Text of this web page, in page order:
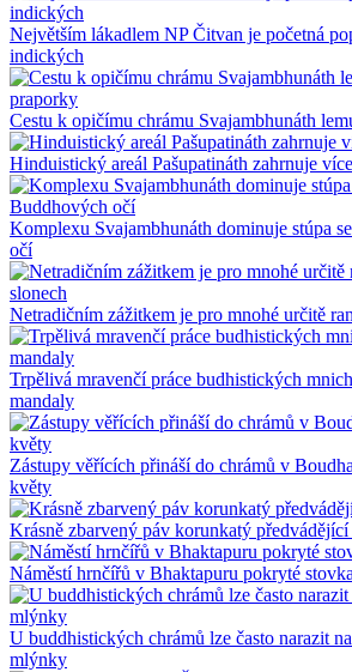
Největším lákadlem NP Čitvan je početná
indických
Cestu k opičímu chrámu Svajambhunáth
Hinduistický areál Pašupatináth zahrnuje
Komplexu Svajambhunáth dominuje stúpa
očí
Netradičním zážitkem je pro mnohé určitě
Trpělivá mravenčí práce budhistických
mandaly
Zástupy věřících přináší do chrámů v
květy
Krásně zbarvený páv korunkatý
Náměstí hrnčířů v Bhaktapuru pokryté
U buddhistických chrámů lze často narazit
mlýnky